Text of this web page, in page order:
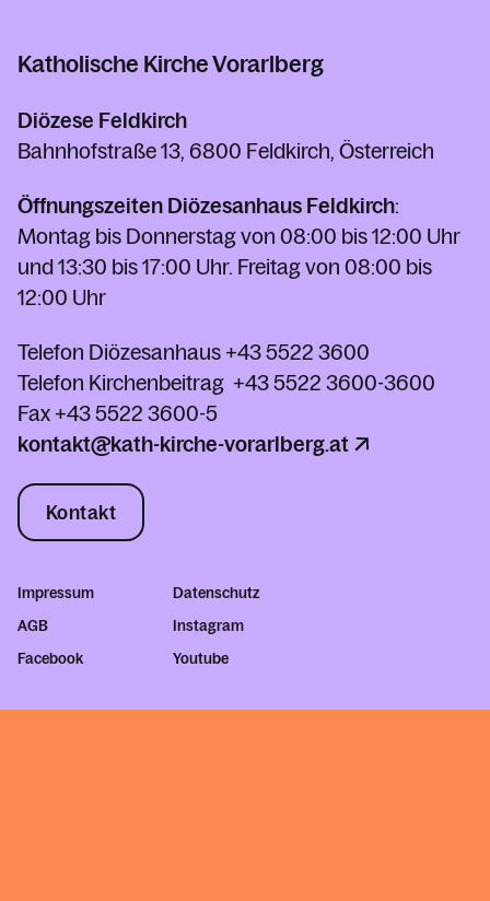
Katholische Kirche Vorarlberg
Diözese Feldkirch
Bahnhofstraße 13, 6800 Feldkirch, Österreich
Öffnungszeiten Diözesanhaus Feldkirch:
Montag bis Donnerstag von 08:00 bis 12:00 Uhr
und 13:30 bis 17:00 Uhr. Freitag von 08:00 bis
12:00 Uhr
Telefon Diözesanhaus +43 5522 3600
Telefon Kirchenbeitrag +43 5522 3600-3600
Fax +43 5522 3600-5
kontakt@kath-kirche-vorarlberg.at
Kontakt
Impressum
Datenschutz
AGB
Instagram
Facebook
Youtube